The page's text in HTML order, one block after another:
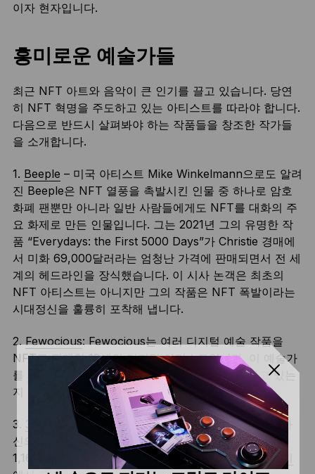
이자 현자입니다.
흥미로운 예술가들
최근 NFT 아트와 음악이 큰 인기를 끌고 있습니다. 당연
히 NFT 혁명을 주도하고 있는 아티스트를 따라야 합니다.
다음으로 반드시 살펴봐야 하는 작품들을 창조한 작가들
을 소개합니다.
1. Beeple – 미국 아티스트 Mike Winkelmann으로도 알려
진 Beeple은 NFT 열풍을 촉발시킨 인물 중 하나로 암호
화폐 팬뿐만 아니라 일반 사람들에게도 NFT를 대화의 주
요 화제로 만든 인물입니다. 그는 2021년 그의 유명한 작
품 “Everydays: the First 5000 Days”가 Christie 경매에
서 미화 69,000달러라는 엄청난 가격에 판매되면서 전 세
계의 헤드라인을 장식했습니다. 이 시사 논객은 최초의
NFT 아티스트는 아니지만 그의 작품은 NFT 폭발이라는
시대정신을 훌륭히 포착해 냅니다.
2.Fewocious: Fewocious는 여러 디지털 예술 작품을
NFT로 판매한 18세의 디지털 아티스트입니다. 이 예술가
를
이 젊은이가 예술을 어떻게 재정의하고 있는
지 이해할 수 있습니다.
3.
인기 전자 음악 아티스트 Justin Blau는 최근 자
신의 가장 인기 있는 앨범 중 하나를 NFT로 발매하여
1,160만 달러 이상을 벌어 들였습니다.
그의 NFT 페이지